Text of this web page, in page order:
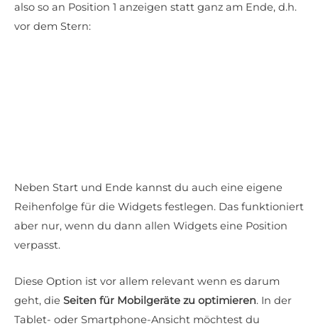
also so an Position 1 anzeigen statt ganz am Ende, d.h.
vor dem Stern:
Neben Start und Ende kannst du auch eine eigene
Reihenfolge für die Widgets festlegen. Das funktioniert
aber nur, wenn du dann allen Widgets eine Position
verpasst.
Diese Option ist vor allem relevant wenn es darum
geht, die Seiten für Mobilgeräte zu optimieren. In der
Tablet- oder Smartphone-Ansicht möchtest du